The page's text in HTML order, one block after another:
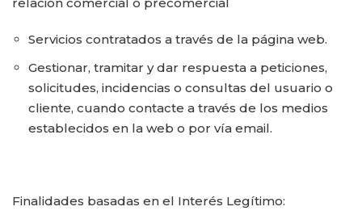
Servicios contratados a través de la página web.
Gestionar, tramitar y dar respuesta a peticiones,
solicitudes, incidencias o consultas del usuario o
cliente, cuando contacte a través de los medios
establecidos en la web o por vía email.
Finalidades basadas en el Interés Legítimo: